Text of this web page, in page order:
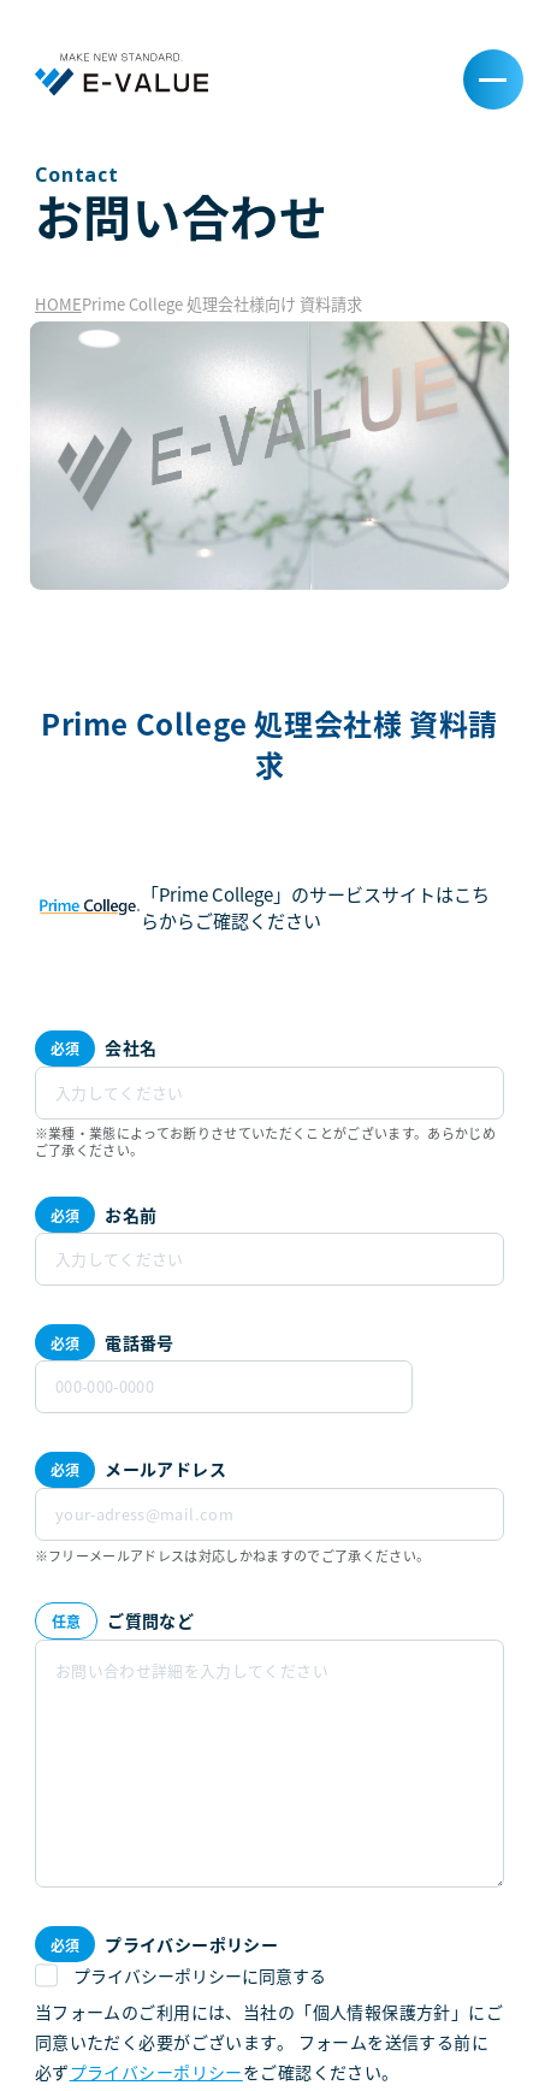
Contact
お問い合わせ
HOMEPrime College 処理会社様向け 資料請求
Prime College 処理会社様 資料請
求
「Prime College」のサービスサイトはこち
らからご確認ください
会社名
※業種・業態によってお断りさせていただくことがございます。あらかじめ
ご了承ください。
お名前
電話番号
メールアドレス
※フリーメールアドレスは対応しかねますのでご了承ください。
ご質問など
プライバシーポリシー
プライバシーポリシーに同意する
当フォームのご利用には、当社の「個人情報保護方針」にご
同意いただく必要がございます。 フォームを送信する前に
必ずプライバシーポリシーをご確認ください。